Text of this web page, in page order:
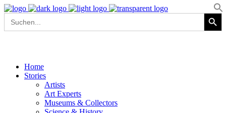
Search
for:
Search Button
Home
Stories
Artists
Art Experts
Museums & Collectors